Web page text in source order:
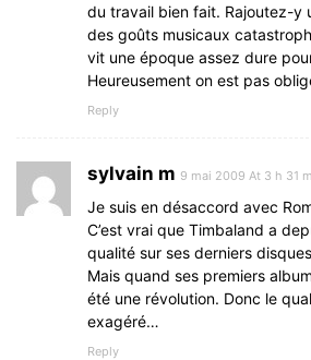
du travail bien fait. Rajoutez-y
des goûts musicaux
vit une époque assez dure
Heureusement on est pas
Reply
sylvain m 9 mai 2009 At 3 h 31
Je suis en désaccord avec
C’est vrai que Timbaland a
qualité sur ses derniers
Mais quand ses premiers
été une révolution. Donc le
exagéré…
Reply